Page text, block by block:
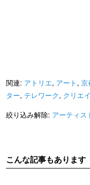
関連: アトリエ, アート , 京
ター, テレワーク, クリエ
絞り込み解除: アーティス
こんな記事もあります